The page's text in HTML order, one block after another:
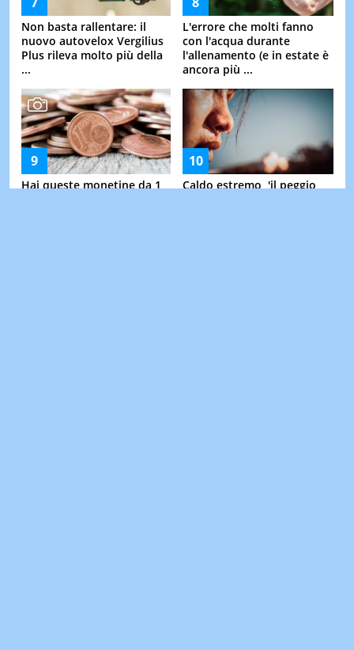
Non basta rallentare: il
nuovo autovelox Vergilius
Plus rileva molto più della
...
L'errore che molti fanno
con l'acqua durante
l'allenamento (e in estate è
ancora più ...
Hai queste monetine da 1,
Caldo estremo, 'il peggio